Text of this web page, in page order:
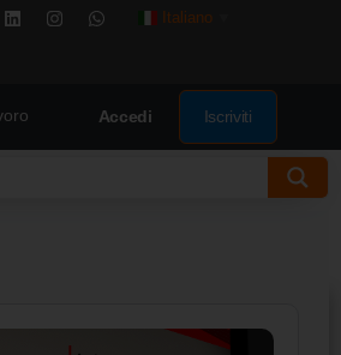
Italiano
Accedi Iscriviti